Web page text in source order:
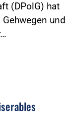
(DPolG) hat
und